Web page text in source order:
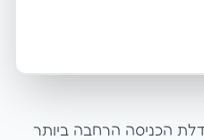
הכניסה הרחבה ביותר